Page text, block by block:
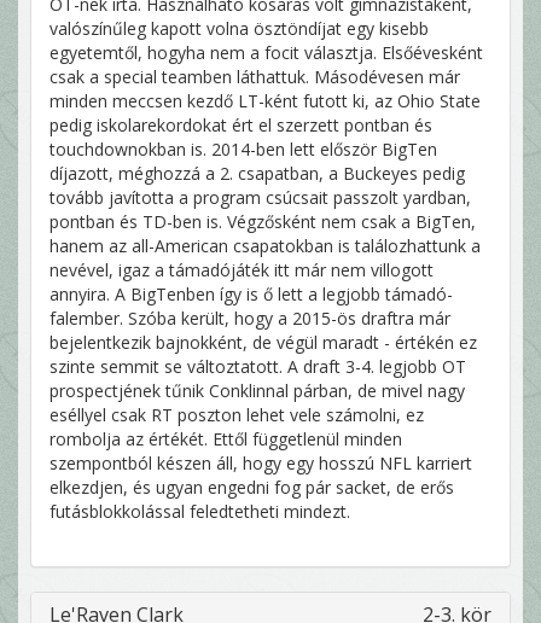
valószínűleg kapott volna ösztöndíjat egy kisebb
egyetemtől, hogyha nem a focit választja. Elsőévesként
csak a special teamben láthattuk. Másodévesen már
minden meccsen kezdő LT-ként futott ki, az Ohio State
pedig iskolarekordokat ért el szerzett pontban és
touchdownokban is. 2014-ben lett először BigTen
díjazott, méghozzá a 2. csapatban, a Buckeyes pedig
tovább javította a program csúcsait passzolt yardban,
pontban és TD-ben is. Végzősként nem csak a BigTen,
hanem az all-American csapatokban is találozhattunk a
nevével, igaz a támadójáték itt már nem villogott
annyira. A BigTenben így is ő lett a legjobb támadó-
falember. Szóba került, hogy a 2015-ös draftra már
bejelentkezik bajnokként, de végül maradt - értékén ez
szinte semmit se változtatott. A draft 3-4. legjobb OT
prospectjének tűnik Conklinnal párban, de mivel nagy
eséllyel csak RT poszton lehet vele számolni, ez
rombolja az értékét. Ettől függetlenül minden
szempontból készen áll, hogy egy hosszú NFL karriert
elkezdjen, és ugyan engedni fog pár sacket, de erős
futásblokkolással feledtetheti mindezt.
Le'Raven Clark 2-3. kör